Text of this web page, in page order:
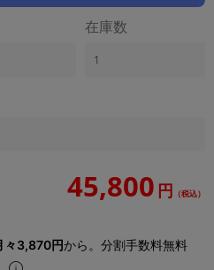
在庫数
1
45,800 円 （税込）
々3,870円から。分割手数料無料